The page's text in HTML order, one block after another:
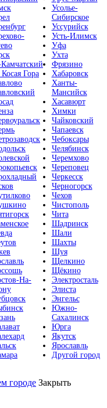
Гора
На-
Усолье-
Сибирское
Уссурийск
Усть-Илимск
Уфа
Ухта
Фрязино
Хабаровск
Ханты-
Мансийск
Хасавюрт
Химки
Чайковский
Чапаевск
Чебоксары
Челябинск
Черемхово
Череповец
Черкесск
Черногорск
Чехов
Чистополь
Чита
Шадринск
Шали
Шахты
Шуя
Щелкино
Щёкино
Электросталь
Элиста
Энгельс
Южно-
Сахалинск
Юрга
Якутск
Ярославль
Другой город
городе Закрыть